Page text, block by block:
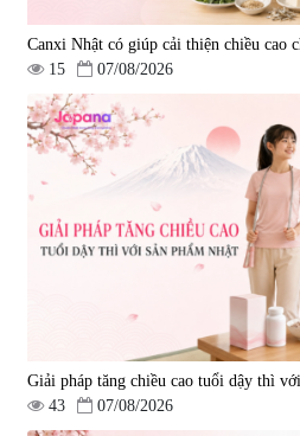
Viên uống hỗ trợ giấc ngủ Fujina
Sleepy Nhật Bản 80 viên
580.000 đ
Canxi Nhật có giúp cải thiện chiều cao
15
07/08/2026
Giải pháp tăng chiều cao tuổi dậy thì
43
07/08/2026